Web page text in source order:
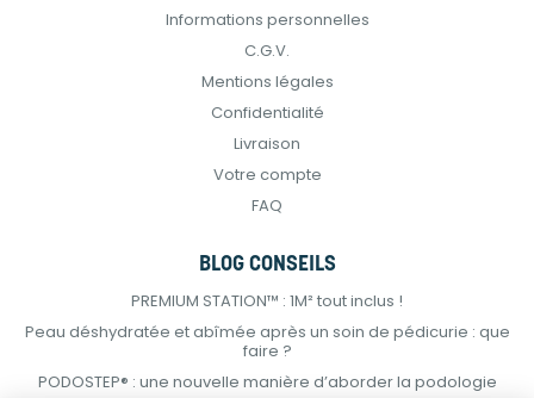
Informations personnelles
C.G.V.
Mentions légales
Confidentialité
Livraison
Votre compte
FAQ
BLOG CONSEILS
PREMIUM STATION™ : 1M² tout inclus !
Peau déshydratée et abîmée après un soin de pédicurie : que
faire ?
PODOSTEP® : une nouvelle manière d’aborder la podologie